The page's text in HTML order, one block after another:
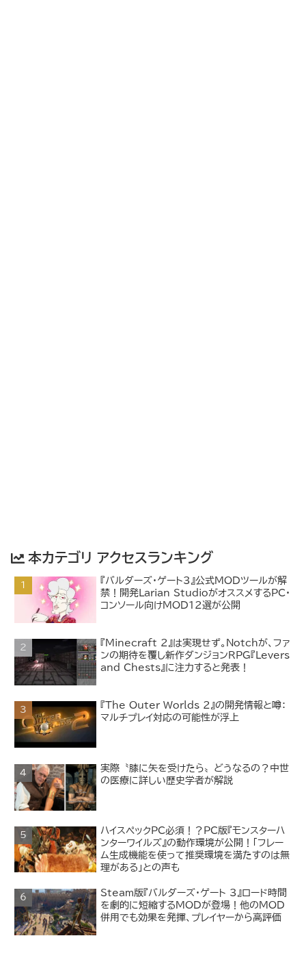
本カテゴリ アクセスランキング
『バルダーズ・ゲート3』公式MODツールが解
禁！開発Larian StudioがオススメするPC・
コンソール向けMOD12選が公開
『Minecraft 2』は実現せず。Notchが、ファ
ンの期待を覆し新作ダンジョンRPG『Levers
and Chests』に注力すると発表！
『The Outer Worlds 2』の開発情報と噂：
マルチプレイ対応の可能性が浮上
実際〝膝に矢を受けたら〟どうなるの？中世
の医療に詳しい歴史学者が解説
ハイスペックPC必須！？PC版『モンスターハ
ンターワイルズ』の動作環境が公開！「フレー
ム生成機能を使って推奨環境を満たすのは無
理がある」との声も
Steam版『バルダーズ・ゲート 3』ロード時間
を劇的に短縮するMODが登場！他のMOD
併用でも効果を発揮、プレイヤーから高評価